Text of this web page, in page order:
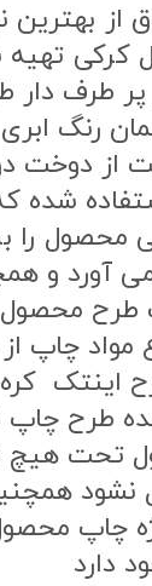
بهترین
کرکی تهیه
پر طرف دار
رنگ ابری
دوخت
شده
محصول را
آورد و
محصول
اینتک
طرح چاپ
تحت هیچ
نشود
چاپ
دارد